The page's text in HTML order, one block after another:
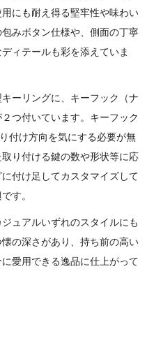
にも耐え得る堅牢性や味わい
みボタン仕様や、側面の丁寧
ィテールも彩を添えていま
ーリングに、キーフック（ナ
つ付いています。キーフック
付け方向を気にする必要が無
り付ける鍵の数や形状等に応
付け足してカスタマイズして
す。
ュアルいずれのスタイルにも
の深さがあり、持ち前の高い
愛用できる逸品に仕上がって